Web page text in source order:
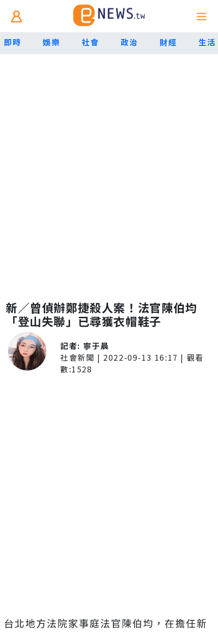
即時 娛樂 社會 政治 財經 生活
新／曾偵辦鄭捷殺人案！法官陳伯均
「登山失聯」已尋獲衣帽鞋子
記者: 寧于晨
社會新聞 | 2022-09-13 16:17 | 觀看
數:1528
台北地方法院家事庭法官陳伯均，在擔任新